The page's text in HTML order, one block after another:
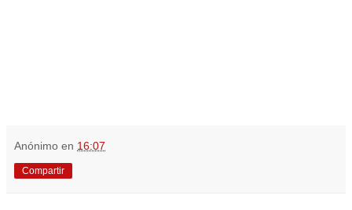
Anónimo en 16:07
Compartir